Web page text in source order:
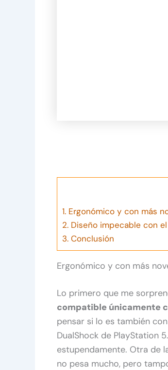
1. Ergonómico y con más
2. Diseño impecable con
3. Conclusión
Ergonómico y con más
Lo primero que me
compatible únicamente
pensar si lo es también
DualShock de PlayStation
estupendamente. Otra de
no pesa mucho, pero